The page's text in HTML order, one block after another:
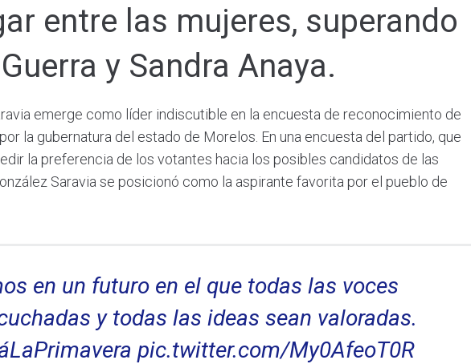
entre las mujeres, superando
y Sandra Anaya.
emerge como líder indiscutible en la encuesta de reconocimiento de
la gubernatura del estado de Morelos. En una encuesta del partido, que
la preferencia de los votantes hacia los posibles candidatos de las
Saravia se posicionó como la aspirante favorita por el pueblo de
en un futuro en el que todas las voces
y todas las ideas sean valoradas.
pic.twitter.com/My0AfeoT0R